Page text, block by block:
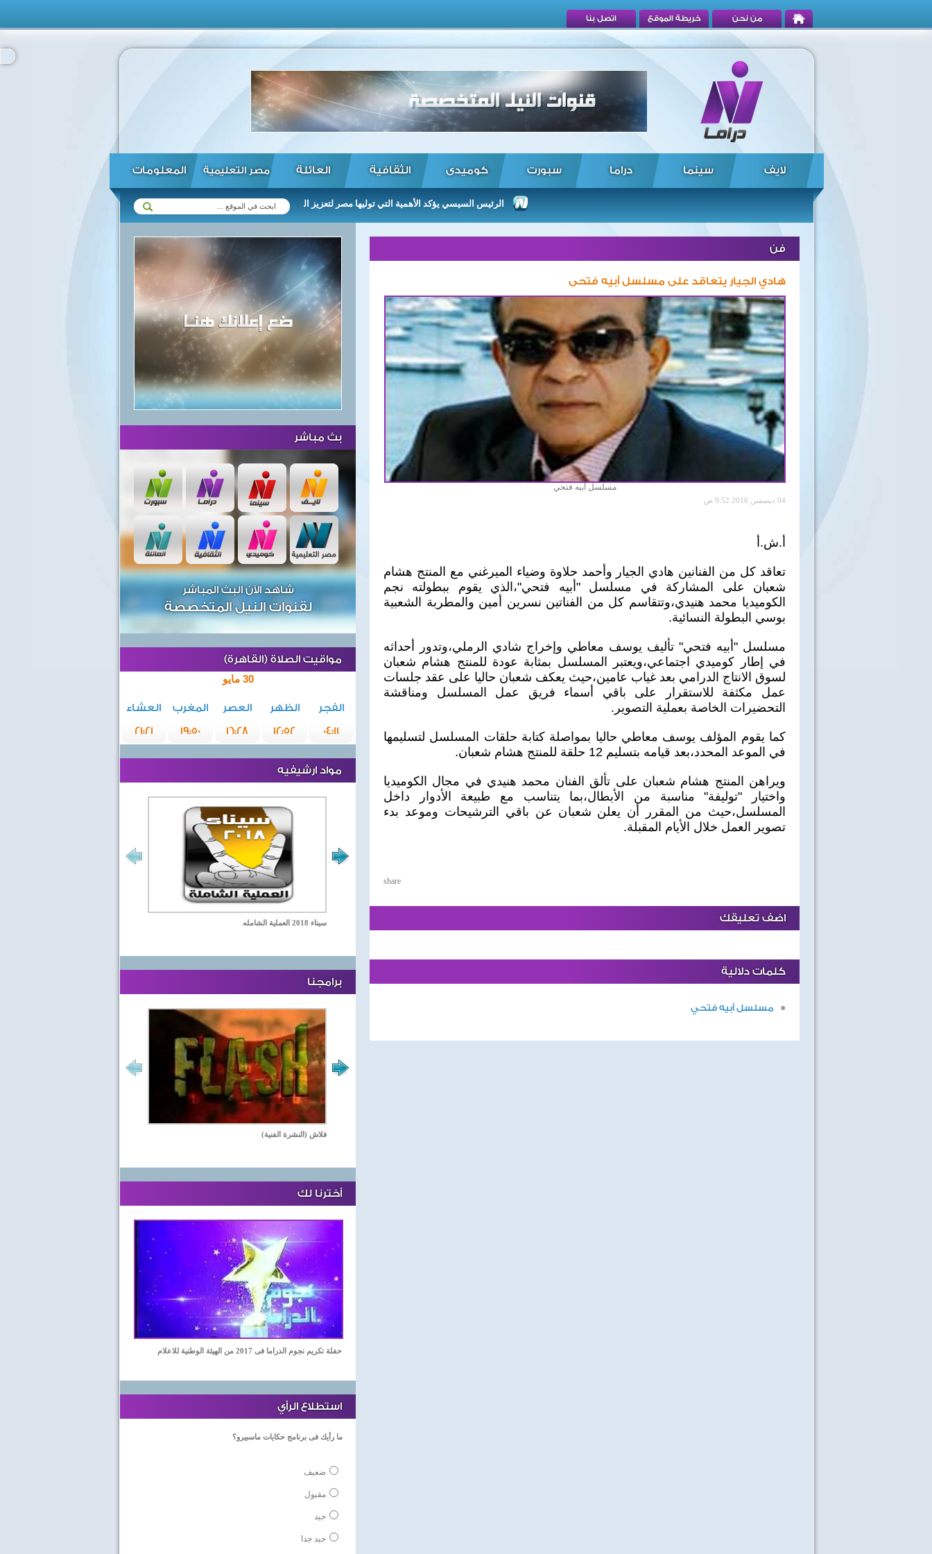
من نحن خريطة الموقع اتصل بنا
لايف سينما دراما سبورت كوميدى الثقافية العائلة مصر التعليمية المعلومات
الرئيس السيسي يؤكد استعداد الرئيس السيسي يؤكد الأهمية التي توليها مصر لتعزيز العلاقات مع زيمبابوي في مختلف المجالات ...
فن
هادي الجيار يتعاقد على مسلسل أبيه فتحى
مسلسل أبيه فتحي
04 ديسمبر, 2016 9:52 ص
أ.ش.أ
تعاقد كل من الفنانين هادي الجيار وأحمد حلاوة وضياء الميرغني مع المنتج هشام
شعبان على المشاركة في مسلسل "أبيه فتحي"،الذي يقوم ببطولته نجم
الكوميديا محمد هنيدي،وتتقاسم كل من الفناتين نسرين أمين والمطربة الشعبية
بوسي البطولة النسائية.
مسلسل "أبيه فتحي" تأليف يوسف معاطي وإخراج شادي الرملي،وتدور أحداثه
في إطار كوميدي اجتماعي،ويعتبر المسلسل بمثابة عودة للمنتج هشام شعبان
لسوق الانتاج الدرامي بعد غياب عامين،حيث يعكف شعبان حاليا على عقد جلسات
عمل مكثفة للاستقرار على باقي أسماء فريق عمل المسلسل ومناقشة
التحضيرات الخاصة بعملية التصوير.
كما يقوم المؤلف يوسف معاطي حاليا بمواصلة كتابة حلقات المسلسل لتسليمها
في الموعد المحدد،بعد قيامه بتسليم 12 حلقة للمنتج هشام شعبان.
ويراهن المنتج هشام شعبان على تألق الفنان محمد هنيدي في مجال الكوميديا
واختيار "توليفة" مناسبة من الأبطال،بما يتناسب مع طبيعة الأدوار داخل
المسلسل،حيث من المقرر أن يعلن شعبان عن باقي الترشيحات وموعد بدء
تصوير العمل خلال الأيام المقبلة.
share
اضف تعليقك
كلمات دلالية
مسلسل أبيه فتحي
بث مباشر
شاهد الآن البث المباشر
لقنوات النيل المتخصصة
مواقيت الصلاة (القاهرة)
30 مايو
الفجر الظهر العصر المغرب
العشاء
04:11
12:52
16:28
19:50
21:21
مواد ارشيفيه
سيناء 2018 العملية الشامله
برامجنا
فلاش (النشرة الفنية)
أخترنا لك
حفلة تكريم نجوم الدراما فى 2017 من الهيئة الوطنية للاعلام
استطلاع الرأي
ما رأيك فى برنامج حكايات ماسبيرو؟
ضعيف
مقبول
جيد
جيد جدا